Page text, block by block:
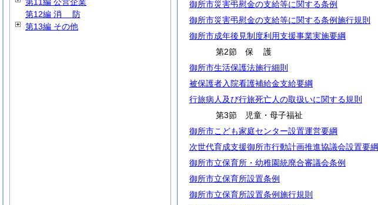
御所市災害弔慰金の支給等に関する条例
御所市災害弔慰金の支給等に関する条例施行規則
御所市成年後見制度利用支援事業実施要綱
第2節 保護
御所市生活保護法施行細則
被保護者入院看護補給金支給要綱
行旅病人及び行旅死亡人の取扱いに関する規則
第3節 児童・母子福祉
御所市こども家庭センター設置運営要綱
次世代育成支援御所市行動計画推進協議会設置要綱
御所市立保育所・幼稚園統廃合審議会条例
御所市立保育所設置条例
御所市立保育所設置条例施行規則
第12編 消 防
第13編 その他